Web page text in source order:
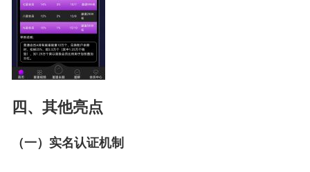
四 、其他亮点
（一）实名认证机制